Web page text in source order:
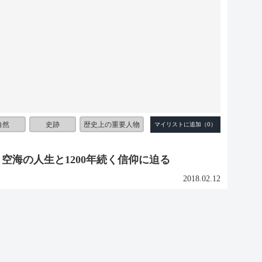
然 史跡 歴史上の重要人物
海の人生と1200年続く信仰に迫る
2018.02.12